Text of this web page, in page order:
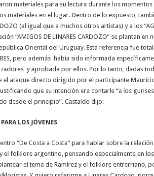
materiales para su lectura durante los
materiales en el lugar. Dentro de lo expuesto,
(al igual que a muchos otros artistas) y a los
“AMIGOS DE LINARES CARDOZO” se plantan
Oriental del Uruguay. Esta referencia fue
pero además había sido informada
y aprobada por ellos. Por lo tanto, dadas
el ataque directo dirigido por el participante
que su intención era contarle “a los
desde el principio”. Castaldo dijo:
LOS JÓVENES
“De Costa a Costa” para hablar sobre la
el folklore argentino, pensando especialmente en
el tema de Ramírez y el folklore entrerriano,